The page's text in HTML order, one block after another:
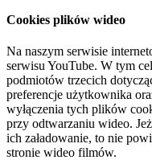
Cookies plików wideo
Na naszym serwisie
serwisu YouTube. W tym
podmiotów trzecich
preferencje użytkownika
wyłączenia tych plików
przy odtwarzaniu wideo.
ich załadowanie, to nie
stronie wideo filmów.